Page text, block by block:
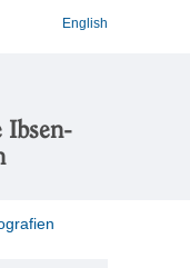
English
Ibsen-